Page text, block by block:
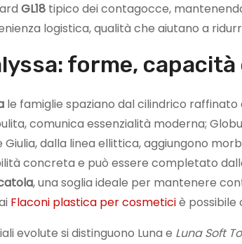
GL18 tipico dei contagocce,
logistica, qualità che aiutano a
forme,
le famiglie spaziano dal cilindrico
comunica essenzialità moderna;
Giulia, dalla linea ellittica, aggiungono
concreta e può essere completato
, una soglia ideale per mantenere
Flaconi plastica per cosmeticiè
evolute si distinguono Luna e Luna Soft